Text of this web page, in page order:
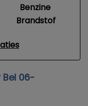
Benzine
Brandstof
06-